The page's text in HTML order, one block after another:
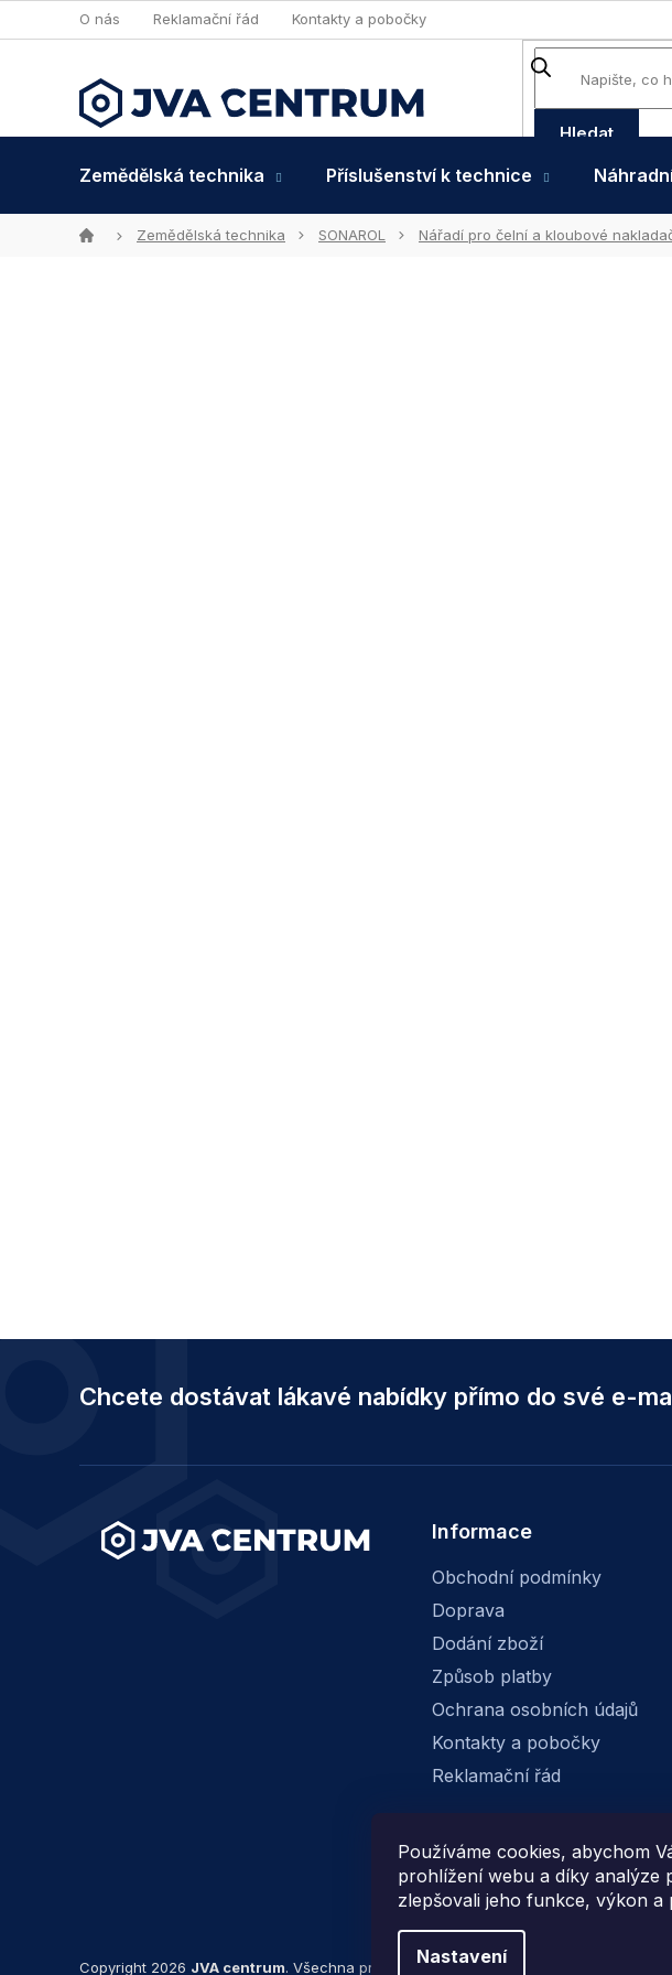
Používáme cookies, abychom
prohlížení webu a díky analýze
zlepšovali jeho funkce, výkon a
Nastavení
na
O nás Reklamační řád Kontakty a pobočky
Hledat
Zemědělská technika
Příslušenství k technice
DomůZemědělská technika SONAROL Nářadí pro čelní a kloubové
Chcete dostávat lákavé nabídky přímo do své e-
Informace
Obchodní podmínky
Doprava
Dodání zboží
Způsob platby
Ochrana osobních údajů
Kontakty a pobočky
Reklamační řád
Copyright 2026 JVA centrum. Všechna práva vyhrazena.